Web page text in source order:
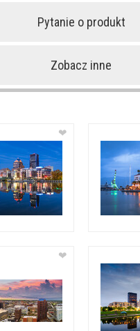
Pytanie o produkt
Zobacz inne
❤
❤